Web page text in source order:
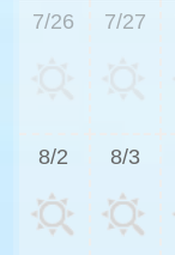
7/26
7/27
8/2 8/3